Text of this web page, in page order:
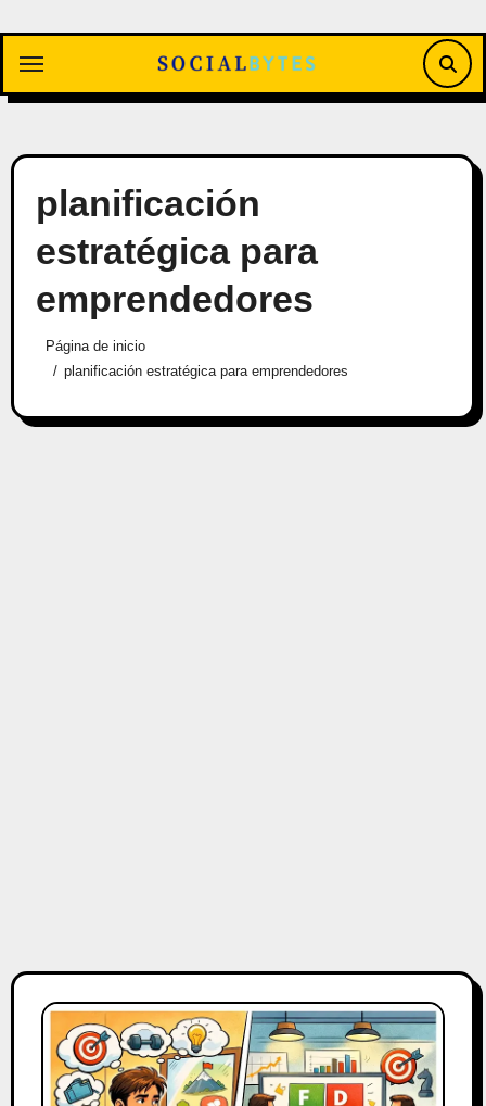
contenido
planificación
estratégica para
emprendedores
Página de inicio
planificación estratégica para emprendedores